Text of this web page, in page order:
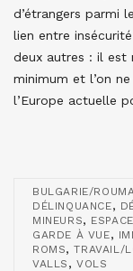
d’étrangers parmi
lien entre
deux autres : il est
minimum et l’on
l’Europe actuelle
BULGARIE/
DÉLINQUANCE,
MINEURS,
GARDE À VUE,
ROMS,TRAVAIL/
VALLS , VOLS